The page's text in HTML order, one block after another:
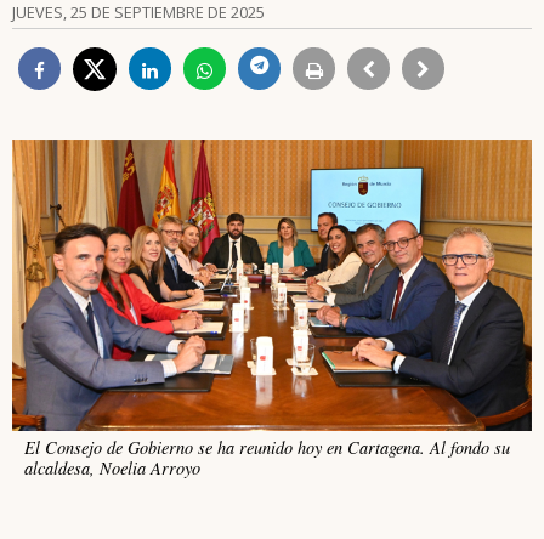
JUEVES, 25 DE SEPTIEMBRE DE 2025
El Consejo de Gobierno se ha reunido hoy en Cartagena. Al fondo su
alcaldesa, Noelia Arroyo